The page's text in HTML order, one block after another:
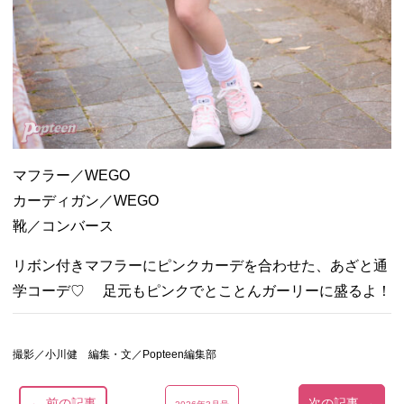
マフラー／WEGO
カーディガン／WEGO
靴／コンバース
リボン付きマフラーにピンクカーデを合わせた、あざと通
学コーデ♡ 足元もピンクでとことんガーリーに盛るよ！
撮影／小川健 編集・文／Popteen編集部